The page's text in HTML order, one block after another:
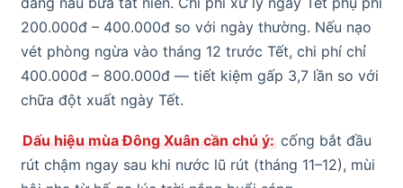
200.000đ – 400.000đ so với ngày thường. Nếu nạo
vét phòng ngừa vào tháng 12 trước Tết, chi phí chỉ
400.000đ – 800.000đ — tiết kiệm gấp 3,7 lần so với
chữa đột xuất ngày Tết.
Dấu hiệu mùa Đông Xuân cần chú ý: cống bắt đầu
rút chậm ngay sau khi nước lũ rút (tháng 11–12), mùi